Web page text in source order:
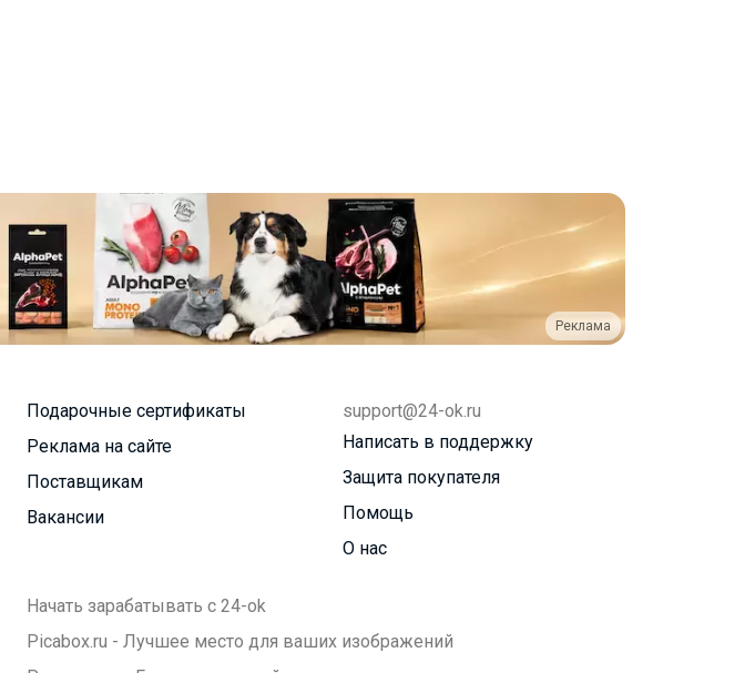
Реклама
Подарочные сертификаты
Реклама на сайте
Поставщикам
Вакансии
support@24-ok.ru
Написать в поддержку
Защита покупателя
Помощь
О нас
Начать зарабатывать с 24-ok
Picabox.ru - Лучшее место для ваших изображений